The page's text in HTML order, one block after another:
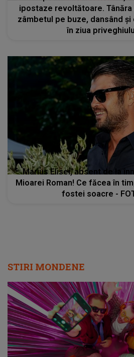
ipostaze revoltătoare.
zâmbetul pe buze, dansând și
în ziua
Marius Elisei, absent de la
Mioarei Roman! Ce făcea în
fostei soacre -
STIRI MONDENE